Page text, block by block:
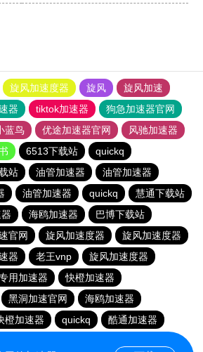
旋风加速度器 旋风
旋风加速
器 tiktok加速器
狗急加速器官网
蓝鸟 优途加速器官网
风驰加速器
6513下载站
quickq
站 油管加速器
油管加速器
油管加速器 quickq
慧通下载站
海鸥加速器
巴博下载站
官网 旋风加速度器
旋风加速度器
器 老王vnp
旋风加速度器
用加速器
快橙加速器
黑洞加速官网
海鸥加速器
橙加速器 quickq
酷通加速器